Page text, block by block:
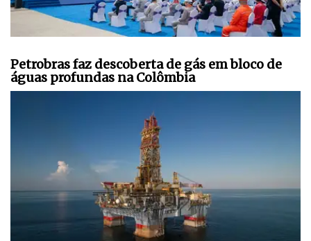
Petrobras faz descoberta de gás em bloco de
águas profundas na Colômbia